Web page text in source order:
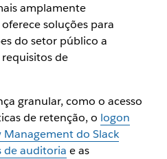
amplamente
soluções para
do setor público a
de
granular, como o acesso
de retenção, o logon
Management do Slack
de auditoria e as